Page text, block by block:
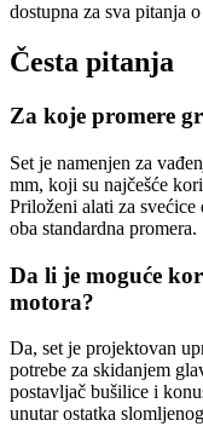
dostupna za sva pitanja
Česta pitanja
Za koje promere
Set je namenjen za
mm, koji su najčešće
Priloženi alati za
oba standardna promera.
Da li je moguće
motora?
Da, set je projektovan
potrebe za skidanjem
postavljač bušilice i
unutar ostatka